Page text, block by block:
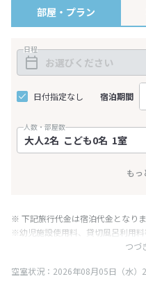
部屋・プラン
日程
日付指定なし 宿泊期間
人数・部屋数
もっ
つづ
※ 下記旅行代金は宿泊代金となりま
※幼児施設使用料、貸切風呂利用
み表記となりますが、消費税増税
※表示されている旅行代金・プラン
空室状況：2026年08月05日（水）